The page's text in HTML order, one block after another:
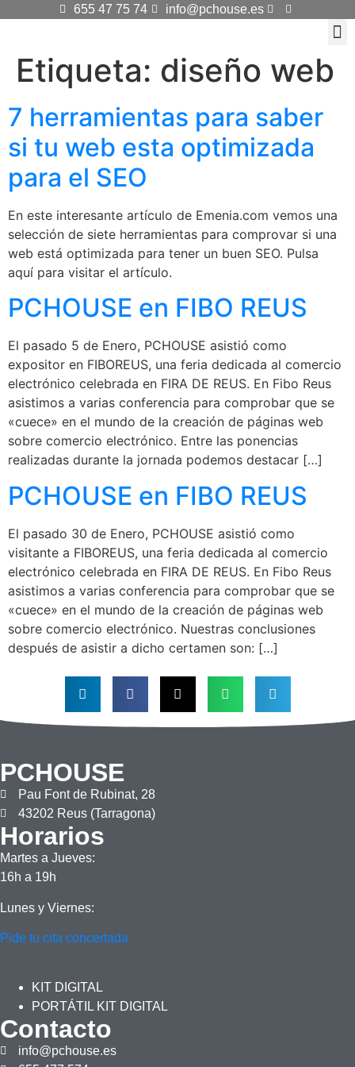
655 47 75 74 info@pchouse.es
Etiqueta: diseño web
7 herramientas para saber
si tu web esta optimizada
para el SEO
En este interesante artículo de Emenia.com vemos una
selección de siete herramientas para comprovar si una
web está optimizada para tener un buen SEO. Pulsa
aquí para visitar el artículo.
PCHOUSE en FIBO REUS
El pasado 5 de Enero, PCHOUSE asistió como
expositor en FIBOREUS, una feria dedicada al comercio
electrónico celebrada en FIRA DE REUS. En Fibo Reus
asistimos a varias conferencia para comprobar que se
«cuece» en el mundo de la creación de páginas web
sobre comercio electrónico. Entre las ponencias
realizadas durante la jornada podemos destacar […]
PCHOUSE en FIBO REUS
El pasado 30 de Enero, PCHOUSE asistió como
visitante a FIBOREUS, una feria dedicada al comercio
electrónico celebrada en FIRA DE REUS. En Fibo Reus
asistimos a varias conferencia para comprobar que se
«cuece» en el mundo de la creación de páginas web
sobre comercio electrónico. Nuestras conclusiones
después de asistir a dicho certamen son: […]
PCHOUSE
Pau Font de Rubinat, 28
43202 Reus (Tarragona)
Horarios
Martes a Jueves:
16h a 19h
Lunes y Viernes:
Pide tu cita concertada
KIT DIGITAL
PORTÁTIL KIT DIGITAL
Contacto
info@pchouse.es